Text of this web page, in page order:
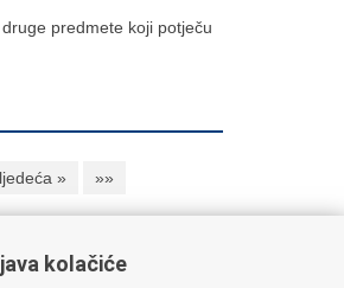
predmete koji potječu
» »»
kolačiće